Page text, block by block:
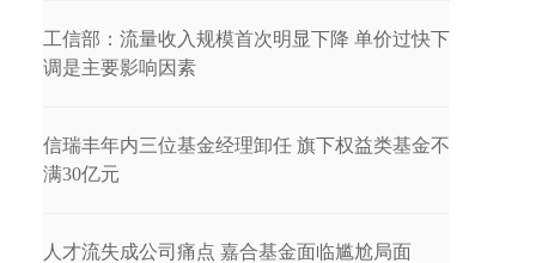
工信部：流量收入规模首次明显下降 单价过快下
调是主要影响因素
信瑞丰年内三位基金经理卸任 旗下权益类基金不
满30亿元
人才流失成公司痛点 嘉合基金面临尴尬局面